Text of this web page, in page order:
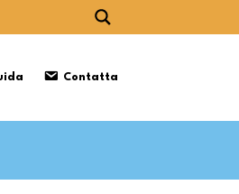
Contatta